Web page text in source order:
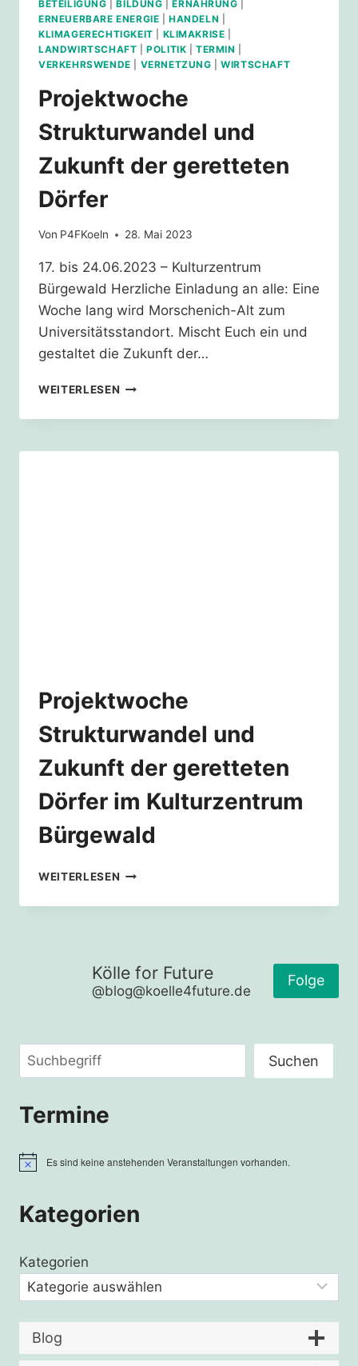
BETEILIGUNG |BILDUNG |ERNÄHRUNG
ERNEUERBARE ENERGIE |HANDELN
KLIMAGERECHTIGKEIT
KLIMAKRISE
LANDWIRTSCHAFT |POLITIK |TERMIN
VERKEHRSWENDE
VERNETZUNG |WIRTSCHAFT
Projektwoche
Strukturwandel und
Zukunft der geretteten
Dörfer
Von P4FKoeln 28. Mai 2023
17. bis 24.06.2023 – Kulturzentrum
Bürgewald Herzliche Einladung an alle: Eine
Woche lang wird Morschenich-Alt zum
Universitätsstandort. Mischt Euch ein und
gestaltet die Zukunft der…
WEITERLESEN PROJEKTWOCHE
UND
DER
Projektwoche
Strukturwandel und
Zukunft der geretteten
Dörfer im Kulturzentrum
Bürgewald
WEITERLESEN PROJEKTWOCHE
UND
DÖRFER
IM
Kölle for Future
@blog@koelle4future.de
Folge
Suchen Suchen
Termine
HinweisEs sind keine anstehenden Veranstaltungen vorhanden.
Kategorien
Kategorien
Blog